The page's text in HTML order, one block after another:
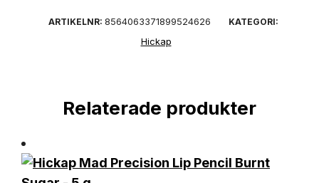
ARTIKELNR: 8564063371899524626 KATEGORI:
Hickap
Relaterade produkter